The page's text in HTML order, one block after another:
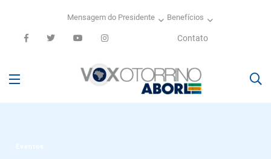
Mensagem do Presidente Benefícios
Contato